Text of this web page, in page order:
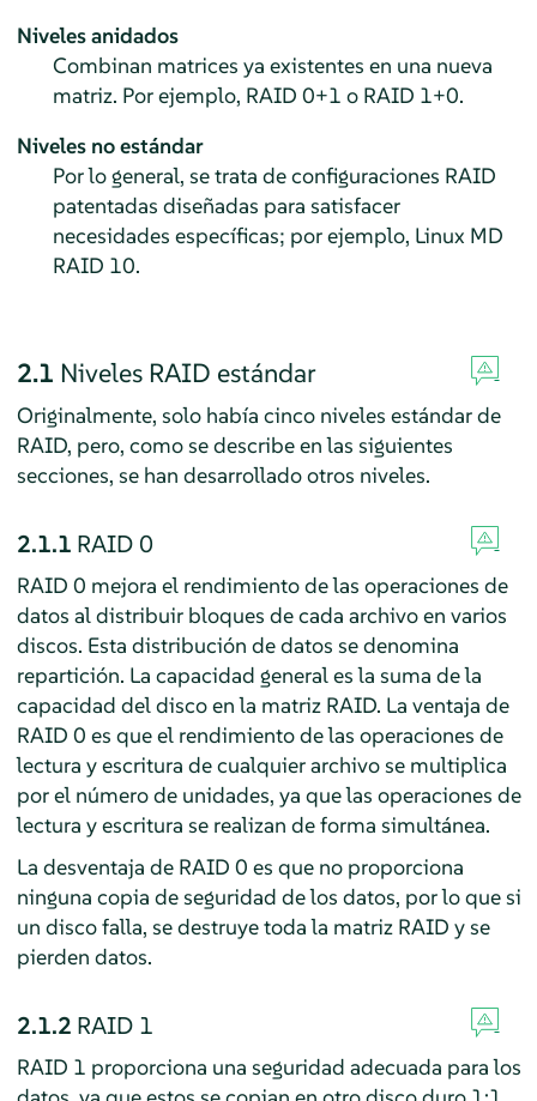
Niveles anidados
Combinan matrices ya existentes en una nueva
matriz. Por ejemplo, RAID 0+1 o RAID 1+0.
Niveles no estándar
Por lo general, se trata de configuraciones RAID
patentadas diseñadas para satisfacer
necesidades específicas; por ejemplo, Linux MD
RAID 10.
2.1 Niveles RAID estándar
Originalmente, solo había cinco niveles estándar de
RAID, pero, como se describe en las siguientes
secciones, se han desarrollado otros niveles.
2.1.1 RAID 0
RAID 0 mejora el rendimiento de las operaciones de
datos al distribuir bloques de cada archivo en varios
discos. Esta distribución de datos se denomina
repartición. La capacidad general es la suma de la
capacidad del disco en la matriz RAID. La ventaja de
RAID 0 es que el rendimiento de las operaciones de
lectura y escritura de cualquier archivo se multiplica
por el número de unidades, ya que las operaciones de
lectura y escritura se realizan de forma simultánea.
La desventaja de RAID 0 es que no proporciona
ninguna copia de seguridad de los datos, por lo que si
un disco falla, se destruye toda la matriz RAID y se
pierden datos.
2.1.2 RAID 1
RAID 1 proporciona una seguridad adecuada para los